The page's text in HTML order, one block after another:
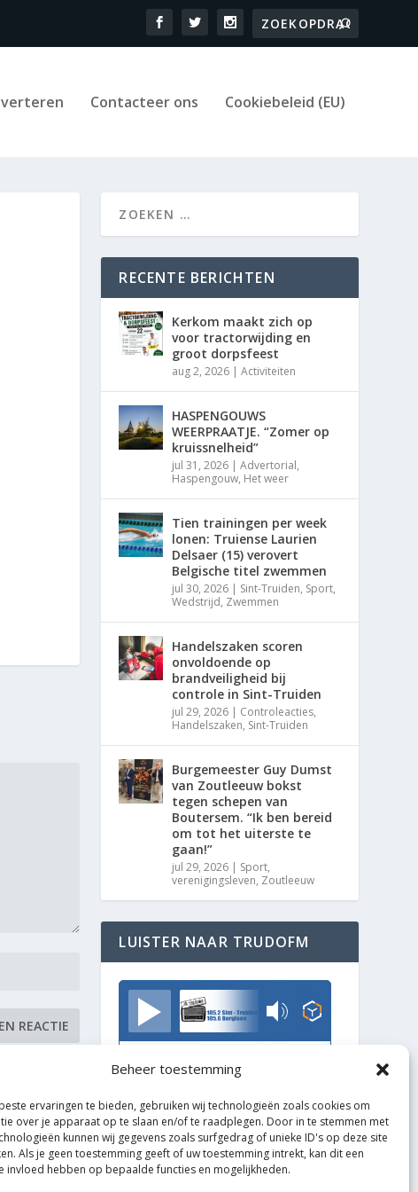
Beheer toestemming
ervaringen te bieden, gebruiken wij technologieën zoals cookies om
over je apparaat op te slaan en/of te raadplegen. Door in te stemmen met
kunnen wij gegevens zoals surfgedrag of unieke ID's op deze site
Als je geen toestemming geeft of uw toestemming intrekt, kan dit een
invloed hebben op bepaalde functies en mogelijkheden.
Contacteer ons Cookiebeleid (EU)
RECENTE BERICHTEN
Kerkom maakt zich op
voor tractorwijding en
groot dorpsfeest
aug 2, 2026 |Activiteiten
HASPENGOUWS
WEERPRAATJE. “Zomer op
kruissnelheid”
jul 31, 2026 |Advertorial,
Haspengouw, Het weer
Tien trainingen per week
lonen: Truiense Laurien
Delsaer (15) verovert
Belgische titel zwemmen
jul 30, 2026 | Sint-Truiden, Sport,
Wedstrijd, Zwemmen
Handelszaken scoren
onvoldoende op
brandveiligheid bij
controle in Sint-Truiden
jul 29, 2026 | Controleacties,
Handelszaken, Sint-Truiden
Burgemeester Guy Dumst
van Zoutleeuw bokst
tegen schepen van
Boutersem. “Ik ben bereid
om tot het uiterste te
gaan!”
jul 29, 2026 | Sport,
verenigingsleven, Zoutleeuw
LUISTER NAAR TRUDOFM
TrudoFM